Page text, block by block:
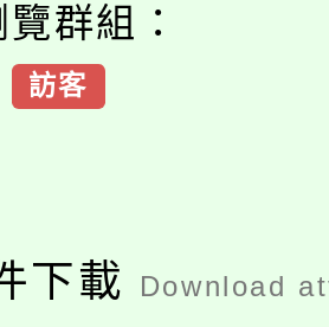
群組：
訪客
下載 Download